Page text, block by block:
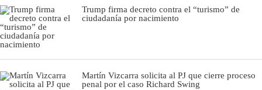
Trump firma decreto contra el “turismo” de
ciudadanía por nacimiento
Martín Vizcarra solicita al PJ que cierre proceso
penal por el caso Richard Swing